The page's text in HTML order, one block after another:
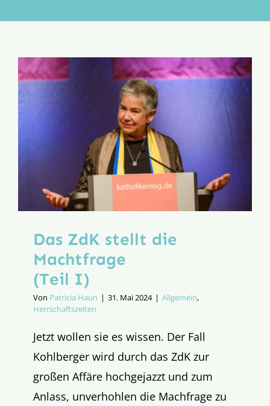
Aktion
Das ZdK stellt die
Machtfrage
(Teil I)
Von Patricia Haun | 31. Mai 2024 | Allgemein,
Herrschaftszeiten
Jetzt wollen sie es wissen. Der Fall
Kohlberger wird durch das ZdK zur
großen Affäre hochgejazzt und zum
Anlass, unverhohlen die Machfrage zu